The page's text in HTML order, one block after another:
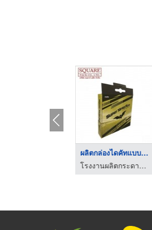
ผลิตกล่องไดคัทแบบมีห ...
โรงงานผลิตกระดาษลูกฟูก OEM - สแควร์ แพ็ค